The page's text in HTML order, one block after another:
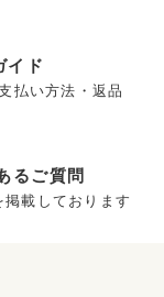
イド
払い方法・返品
るご質問
掲載しております